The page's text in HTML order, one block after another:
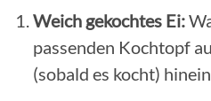
Weich gekochtes Ei:
passenden Kochtopf
(sobald es kocht) hinein